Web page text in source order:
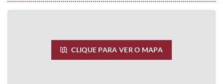
CLIQUE PARA VER O MAPA